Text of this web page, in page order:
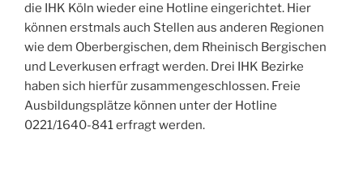
die IHK Köln wieder eine Hotline eingerichtet. Hier
können erstmals auch Stellen aus anderen Regionen
wie dem Oberbergischen, dem Rheinisch Bergischen
und Leverkusen erfragt werden. Drei IHK Bezirke
haben sich hierfür zusammengeschlossen. Freie
Ausbildungsplätze können unter der Hotline
0221/1640-841 erfragt werden.